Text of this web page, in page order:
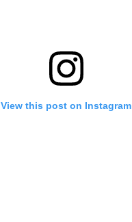
View this post on Instagram